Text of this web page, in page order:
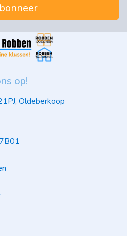
op!
Oldeberkoop